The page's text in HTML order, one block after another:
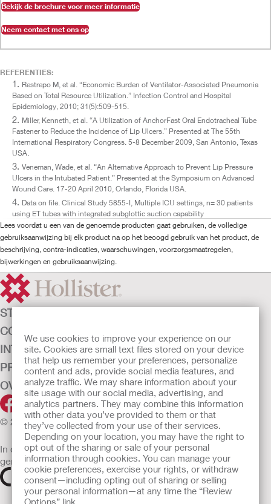
We use cookies to improve your experience on our
site. Cookies are small text files stored on your device
that help us remember your preferences, personalize
content and ads, provide social media features, and
analyze traffic. We may share information about your
site usage with our social media, advertising, and
analytics partners. They may combine this information
with other data you’ve provided to them or that
they’ve collected from your use of their services.
Depending on your location, you may have the right to
opt out of the sharing or sale of your personal
information through cookies. You can manage your
cookie preferences, exercise your rights, or withdraw
consent—including opting out of sharing or selling
your personal information—at any time the “Review
Options” link.
Bekijk de brochure voor meer informatie
Neem contact met ons op
REFERENTIES:
Restrepo M, et al. “Economic Burden of Ventilator-Associated Pneumonia
Based on Total Resource Utilization.” Infection Control and Hospital
Epidemiology, 2010; 31(5):509-515.
Miller, Kenneth, et al. “A Utilization of AnchorFast Oral Endotracheal Tube
Fastener to Reduce the Incidence of Lip Ulcers.” Presented at The 55th
International Respiratory Congress. 5-8 December 2009, San Antonio, Texas
USA.
Veneman, Wade, et al. “An Alternative Approach to Prevent Lip Pressure
Ulcers in the Intubated Patient.” Presented at the Symposium on Advanced
Wound Care. 17-20 April 2010, Orlando, Florida USA.
Data on file. Clinical Study 5855-I, Multiple ICU settings, n= 30 patients
using ET tubes with integrated subglottic suction capability
Lees voordat u een van de genoemde producten gaat gebruiken, de volledige
gebruiksaanwijzing bij elk product na op het beoogd gebruik van het product, de
beschrijving, contra-indicaties, waarschuwingen, voorzorgsmaatregelen,
bijwerkingen en gebruiksaanwijzing.
STOMAZORG
CONTINENTIEZORG
INTENSIEVE ZORG
PRODUCTEN
OVER ONS
© 2026 Hollister Incorporated
In de EU verkochte medische hulpmiddelen dienen
gemarkeerd te zijn met een van de volgende symbolen